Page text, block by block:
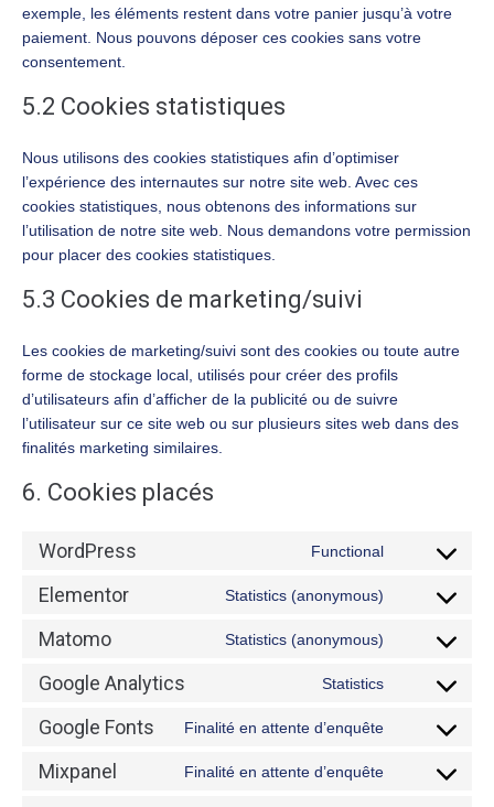
exemple, les éléments restent dans votre panier jusqu’à votre
paiement. Nous pouvons déposer ces cookies sans votre
consentement.
5.2 Cookies statistiques
Nous utilisons des cookies statistiques afin d’optimiser
l’expérience des internautes sur notre site web. Avec ces
cookies statistiques, nous obtenons des informations sur
l’utilisation de notre site web. Nous demandons votre permission
pour placer des cookies statistiques.
5.3 Cookies de marketing/suivi
Les cookies de marketing/suivi sont des cookies ou toute autre
forme de stockage local, utilisés pour créer des profils
d’utilisateurs afin d’afficher de la publicité ou de suivre
l’utilisateur sur ce site web ou sur plusieurs sites web dans des
finalités marketing similaires.
6. Cookies placés
WordPress Functional
Elementor Statistics (anonymous)
Matomo Statistics (anonymous)
Google Analytics Statistics
Google Fonts Finalité en attente d’enquête
Mixpanel Finalité en attente d’enquête